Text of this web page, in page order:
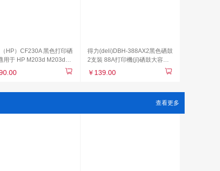
HP）CF230A 黑色打印硒
用于 HP M203d M203dn
M227fdn M227fdw系
得力(deli)DBH-388AX2黑色硒鼓
2支裝 88A打印機(jī)硒鼓大容量
M1136 M1213nf M1216nfh
￥139.00
查看更多